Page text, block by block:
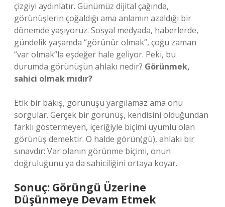
çizgiyi aydınlatır. Günümüz dijital çağında,
görünüşlerin çoğaldığı ama anlamın azaldığı bir
dönemde yaşıyoruz. Sosyal medyada, haberlerde,
gündelik yaşamda “görünür olmak”, çoğu zaman
“var olmak”la eşdeğer hale geliyor. Peki, bu
durumda görünüşün ahlakı nedir? Görünmek,
sahici olmak mıdır?
Etik bir bakış, görünüşü yargılamaz ama onu
sorgular. Gerçek bir görünüş, kendisini olduğundan
farklı göstermeyen, içeriğiyle biçimi uyumlu olan
görünüş demektir. O halde görün(gü), ahlaki bir
sınavdır: Var olanın görünme biçimi, onun
doğruluğunu ya da sahiciliğini ortaya koyar.
Sonuç: Görüngü Üzerine
Düşünmeye Devam Etmek